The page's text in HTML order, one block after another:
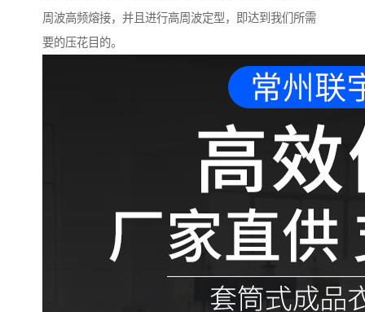
周波高频熔接，并且进行高周波定型，即达到我们所需
要的压花目的。